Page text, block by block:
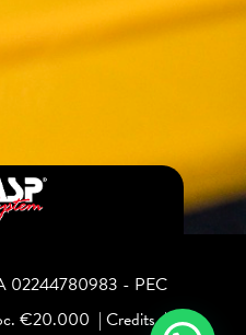
02244780983 - PEC
€20.000 | Credits|